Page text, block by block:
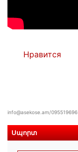
Нравится
info@asekose.am/095519696
Սպորտ